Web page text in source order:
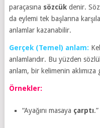
paraçasına sözcükdenir.
da eylemi tek başlarına
anlamlar kazanabilir.
Gerçek (Temel) anlam:
anlamlarıdır. Bu yüzden
anlam, bir kelimenin aklımıza
Örnekler:
“Ayağını masaya çarptı.”